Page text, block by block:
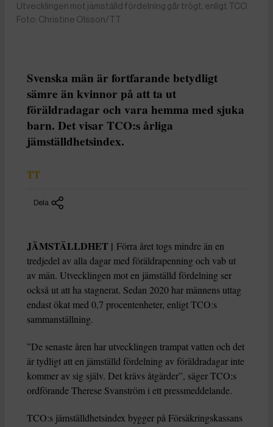
Utvecklingen mot jämställd fördelning går trögt, enligt TCO.
Foto: Christine Olsson/TT
Svenska män är fortfarande betydligt
sämre än kvinnor på att ta ut
föräldradagar och vara hemma med sjuka
barn. Det visar TCO:s årliga
jämställdhetsindex.
TT
Dela
JÄMSTÄLLDHET | Förra året togs mindre än en
tredjedel av alla dagar med föräldrapenning och vab ut
av män. Utvecklingen mot en jämställd fördelning ser
också ut att ha stagnerat. Sedan 2020 har männens uttag
endast ökat med 0,7 procentenheter, enligt TCO:s
sammanställning.
”De senaste åren har utvecklingen trampat vatten och det
är tydligt att en jämställd fördelning av föräldradagar inte
kommer av sig själv. Det krävs åtgärder”, säger TCO:s
ordförande Therese Svanström i ett pressmeddelande.
TCO:s jämställdhetsindex bygger på Försäkringskassans